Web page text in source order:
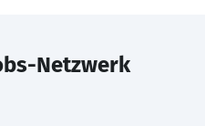
Netzwerk